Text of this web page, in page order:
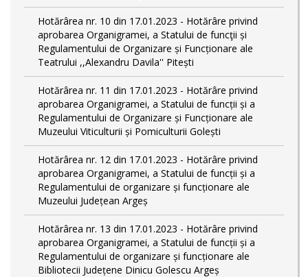
Hotărârea nr. 10 din 17.01.2023 - Hotărâre privind
aprobarea Organigramei, a Statului de funcţii și
Regulamentului de Organizare și Funcționare ale
Teatrului ,,Alexandru Davila'' Pitești
Hotărârea nr. 11 din 17.01.2023 - Hotărâre privind
aprobarea Organigramei, a Statului de funcții și a
Regulamentului de Organizare și Funcționare ale
Muzeului Viticulturii și Pomiculturii Golești
Hotărârea nr. 12 din 17.01.2023 - Hotărâre privind
aprobarea Organigramei, a Statului de funcții și a
Regulamentului de organizare și funcționare ale
Muzeului Județean Argeș
Hotărârea nr. 13 din 17.01.2023 - Hotărâre privind
aprobarea Organigramei, a Statului de funcții și a
Regulamentului de organizare și funcționare ale
Bibliotecii Județene Dinicu Golescu Argeș